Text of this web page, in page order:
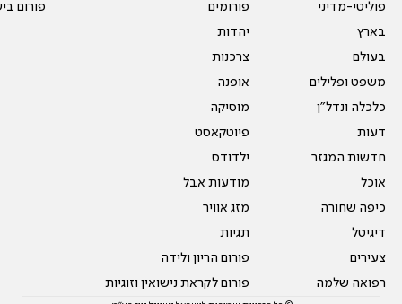
פוליטי-מדיני
בארץ
בעולם
משפט ופלילים
כלכלה ונדל"ן
דעות
חדשות המגזר
אוכל
כיפה שחורה
דיגיטל
צעירים
רפואה שלמה
פורומים
יהדות
צרכנות
אופנה
מוסיקה
פיוטקאסט
ילדודס
מודעות אבל
מזג אוויר
תגיות
פורום הריון ולידה
פורום לקראת נישואין וזוגיות
פורום